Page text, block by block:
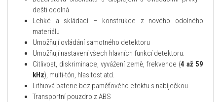
dešti odolná
Lehké a skládací – konstrukce z nového odolného
materiálu
Umožňují ovládání samotného detektoru
Umožňují nastavení všech hlavních funkcí detektoru:
Citlivost, diskriminace, vyvážení země, frekvence (4 až 59
kHz), multi-tón, hlasitost atd.
Lithiová baterie bez paměťového efektu s nabíječkou
Transportní pouzdro z ABS